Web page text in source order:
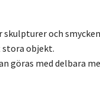
och
stora objekt.
göras med delbara